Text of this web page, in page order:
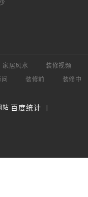
家居风水
装修视频
装修前
装修中
站 百度统计